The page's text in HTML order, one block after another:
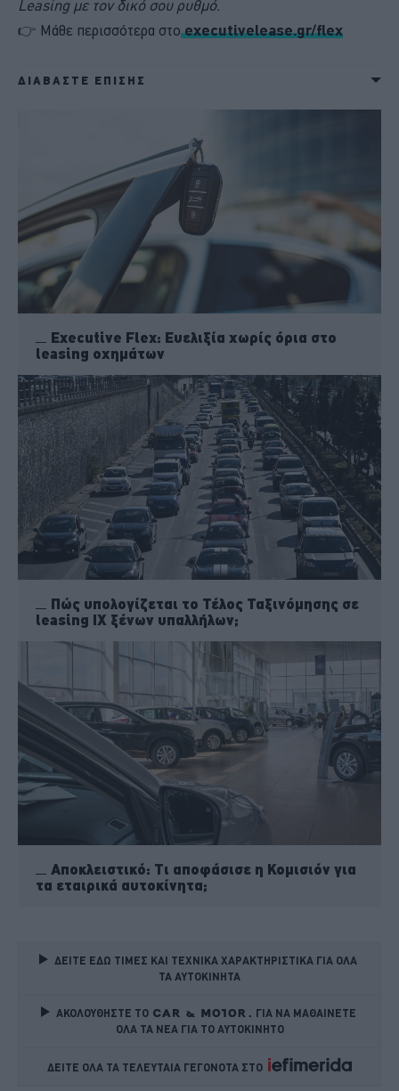
Leasing με τον δικό σου ρυθμό.
👉 Μάθε περισσότερα στοexecutivelease.gr/flex
ΔΙΑΒΑΣΤΕ ΕΠΙΣΗΣ
Executive Flex: Ευελιξία χωρίς όρια στο
leasing οχημάτων
Πώς υπολογίζεται το Τέλος Ταξινόμησης σε
leasing ΙΧ ξένων υπαλλήλων;
Αποκλειστικό: Τι αποφάσισε η Κομισιόν για
τα εταιρικά αυτοκίνητα;
ΔΕΙΤΕ ΕΔΩ ΤΙΜΕΣ ΚΑΙ ΤΕΧΝΙΚΑ ΧΑΡΑΚΤΗΡΙΣΤΙΚΑ ΓΙΑ ΟΛΑ
ΤΑ ΑΥΤΟΚΙΝΗΤΑ
ΑΚΟΛΟΥΘΗΣΤΕ ΤΟ
ΓΙΑ ΝΑ ΜΑΘΑΙΝΕΤΕ
ΟΛΑ ΤΑ ΝΕΑ ΓΙΑ ΤΟ ΑΥΤΟΚΙΝΗΤΟ
ΔΕΙΤΕ ΟΛΑ ΤΑ ΤΕΛΕΥΤΑΙΑ ΓΕΓΟΝΟΤΑ ΣΤΟ